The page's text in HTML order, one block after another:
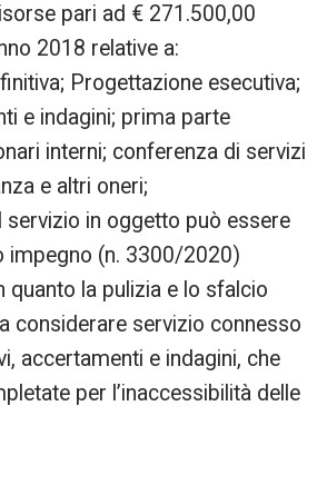
pari ad € 271.500,00
2018 relative a:
Progettazione esecutiva;
e indagini; prima parte
interni; conferenza di servizi
e altri oneri;
servizio in oggetto può essere
impegno (n. 3300/2020)
quanto la pulizia e lo sfalcio
considerare servizio connesso
accertamenti e indagini, che
per l’inaccessibilità delle